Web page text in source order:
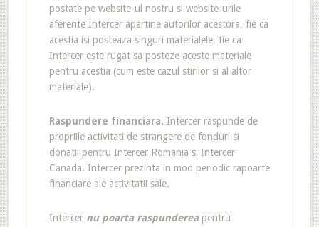
postate pe website-ul nostru si website-urile
aferente Intercer apartine autorilor acestora, fie ca
acestia isi posteaza singuri materialele, fie ca
Intercer este rugat sa posteze aceste materiale
pentru acestia (cum este cazul stirilor si al altor
materiale).
Raspundere financiara. Intercer raspunde de
propriile activitati de strangere de fonduri si
donatii pentru Intercer Romania si Intercer
Canada. Intercer prezinta in mod periodic rapoarte
financiare ale activitatii sale.
Intercer nu poarta raspundereapentru